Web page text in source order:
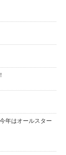
年はオールスター